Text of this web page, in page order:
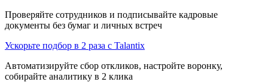
Проверяйте сотрудников и подписывайте кадровые
документы без бумаг и личных встреч
Ускорьте подбор в 2 раза с Talantix
Автоматизируйте сбор откликов, настройте воронку,
собирайте аналитику в 2 клика